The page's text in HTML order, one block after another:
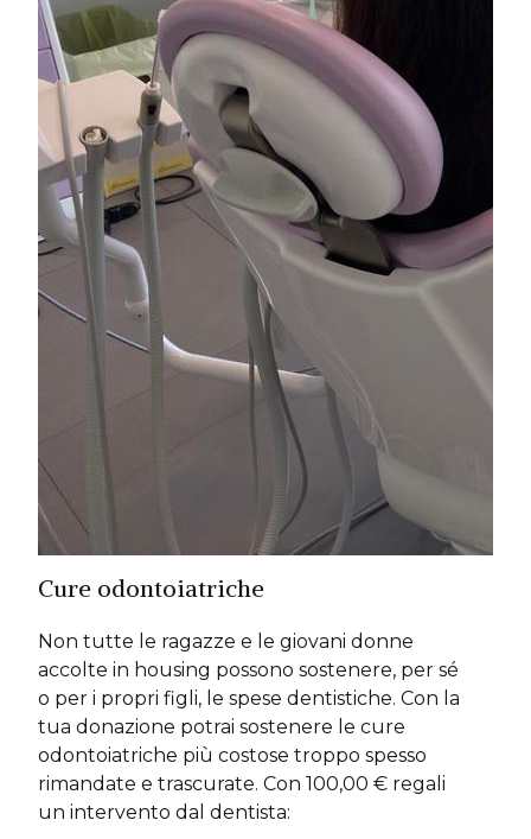
Cure odontoiatriche
Non tutte le ragazze e le giovani donne
accolte in housing possono sostenere, per sé
o per i propri figli, le spese dentistiche. Con la
tua donazione potrai sostenere le cure
odontoiatriche più costose troppo spesso
rimandate e trascurate. Con 100,00 € regali
un intervento dal dentista: